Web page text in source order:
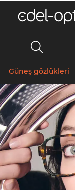
Güneş gözlükleri